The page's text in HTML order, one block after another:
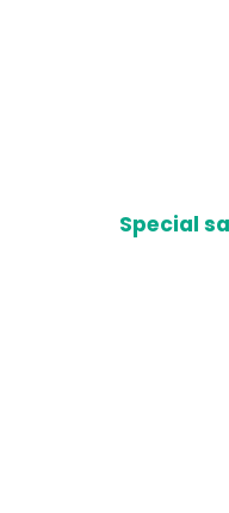
Special